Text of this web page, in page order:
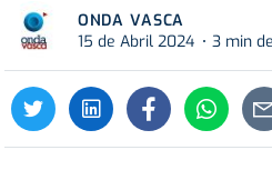
ONDA VASCA
15 de Abril 2024
3 min